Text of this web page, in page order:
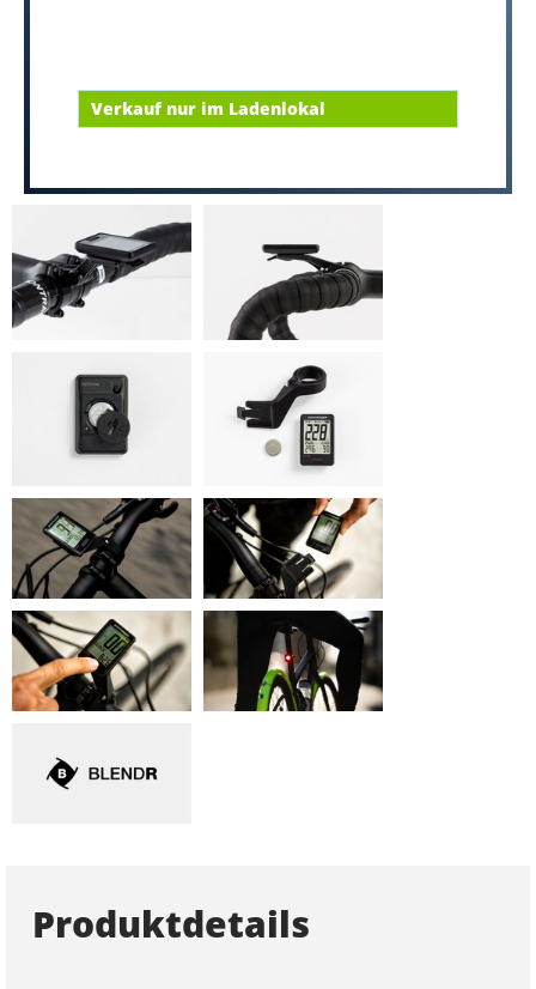
Verkauf nur im Ladenlokal
Produktdetails